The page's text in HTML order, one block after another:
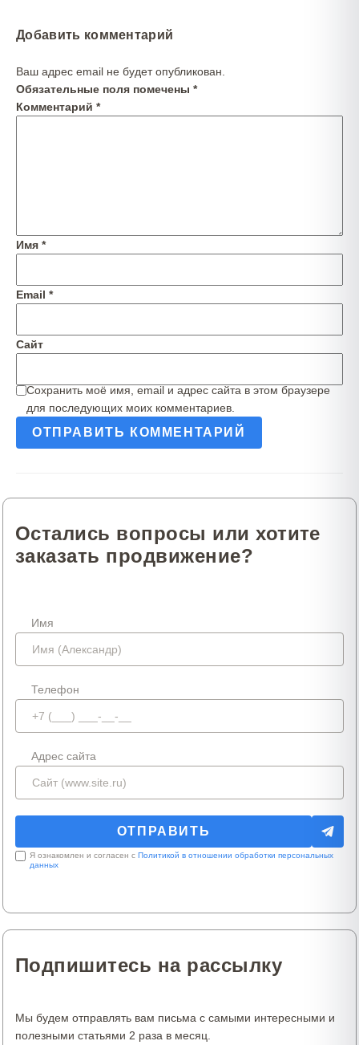
Добавить комментарий
Ваш адрес email не будет опубликован.
Обязательные поля помечены *
Комментарий *
Имя *
Email *
Сайт
Сохранить моё имя, email и адрес сайта в этом браузере
для последующих моих комментариев.
Остались вопросы или хотите
заказать продвижение?
Имя
Телефон
Адрес сайта
Я ознакомлен и согласен с Политикой в отношении обработки персональных
данных
Подпишитесь на рассылку
Мы будем отправлять вам письма с самыми интересными и
полезными статьями 2 раза в месяц.